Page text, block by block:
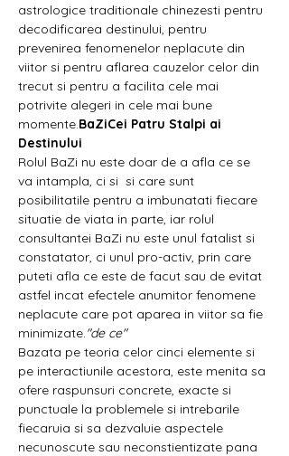
astrologice traditionale chinezesti pentru
decodificarea destinului, pentru
prevenirea fenomenelor neplacute din
viitor si pentru aflarea cauzelor celor din
trecut si pentru a facilita cele mai
potrivite alegeri in cele mai bune
momente.BaZiCei Patru Stalpi ai
Destinului
Rolul BaZi nu este doar de a afla ce se
va intampla, ci si si care sunt
posibilitatile pentru a imbunatati fiecare
situatie de viata in parte, iar rolul
consultantei BaZi nu este unul fatalist si
constatator, ci unul pro-activ, prin care
puteti afla ce este de facut sau de evitat
astfel incat efectele anumitor fenomene
neplacute care pot aparea in viitor sa fie
minimizate."de ce"
Bazata pe teoria celor cinci elemente si
pe interactiunile acestora, este menita sa
ofere raspunsuri concrete, exacte si
punctuale la problemele si intrebarile
fiecaruia si sa dezvaluie aspectele
necunoscute sau neconstientizate pana